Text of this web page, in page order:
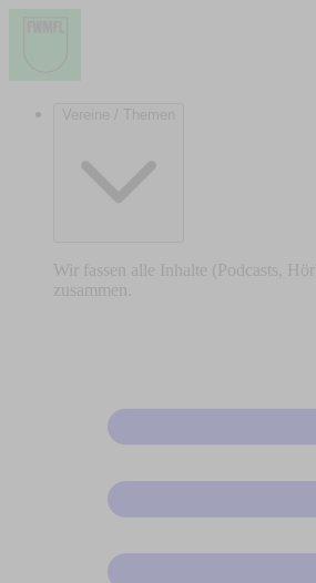
Vereine / Themen
Wir fassen alle Inhalte (Podcasts,
zusammen.